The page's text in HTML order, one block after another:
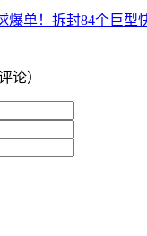
爆单！拆封84个巨型
论）